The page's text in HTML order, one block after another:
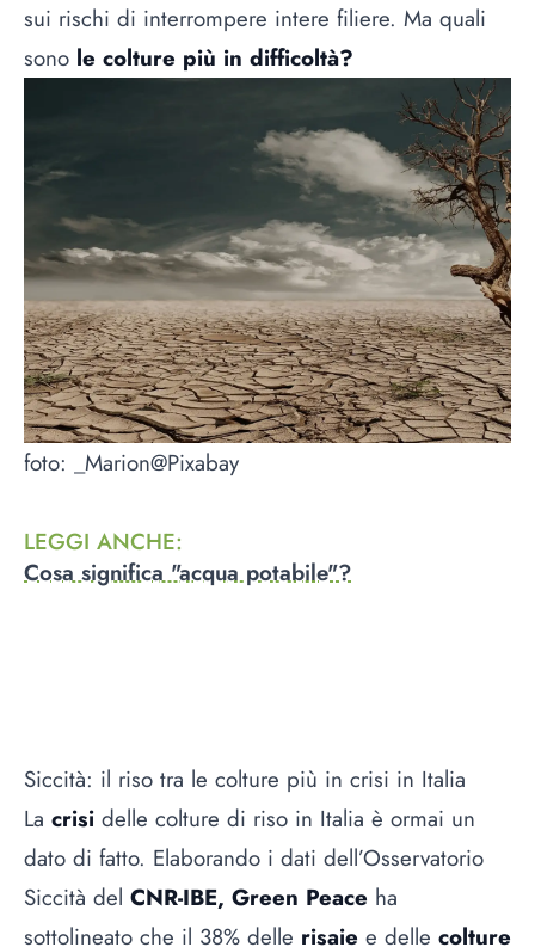
sui rischi di interrompere intere filiere. Ma quali
sono le colture più in difficoltà?
foto: _Marion@Pixabay
LEGGI ANCHE:
Cosa significa "acqua potabile"?
Siccità: il riso tra le colture più in crisi in Italia
La crisi delle colture di riso in Italia è ormai un
dato di fatto. Elaborando i dati dell’Osservatorio
Siccità del CNR-IBE, Green Peace ha
sottolineato che il 38% delle risaie e delle colture